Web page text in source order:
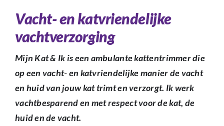
Vacht- en katvriendelijke
vachtverzorging
Mijn Kat & Ik is een ambulante kattentrimmer die
op een vacht- en katvriendelijke manier de vacht
en huid van jouw kat trimt en verzorgt. Ik werk
vachtbesparend en met respect voor de kat, de
huid en de vacht.